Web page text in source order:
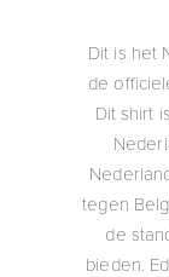
Dit is het
de
Dit shirt
tegen
de
bieden.